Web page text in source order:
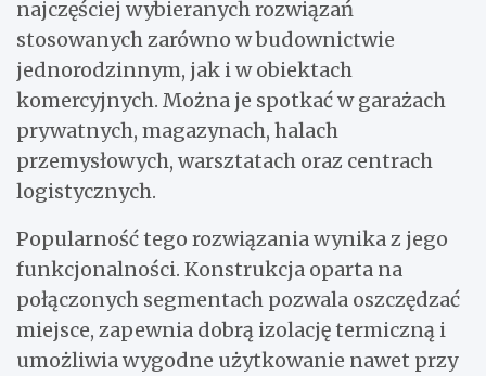
najczęściej wybieranych rozwiązań
stosowanych zarówno w budownictwie
jednorodzinnym, jak i w obiektach
komercyjnych. Można je spotkać w garażach
prywatnych, magazynach, halach
przemysłowych, warsztatach oraz centrach
logistycznych.
Popularność tego rozwiązania wynika z jego
funkcjonalności. Konstrukcja oparta na
połączonych segmentach pozwala oszczędzać
miejsce, zapewnia dobrą izolację termiczną i
umożliwia wygodne użytkowanie nawet przy